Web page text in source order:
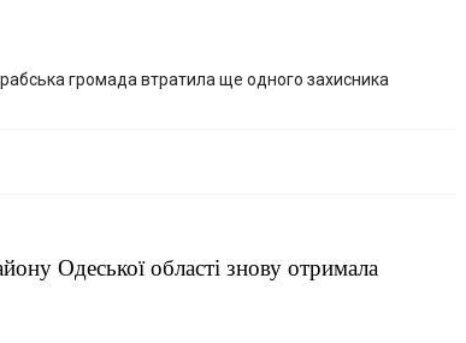
Одеської області знову отримала